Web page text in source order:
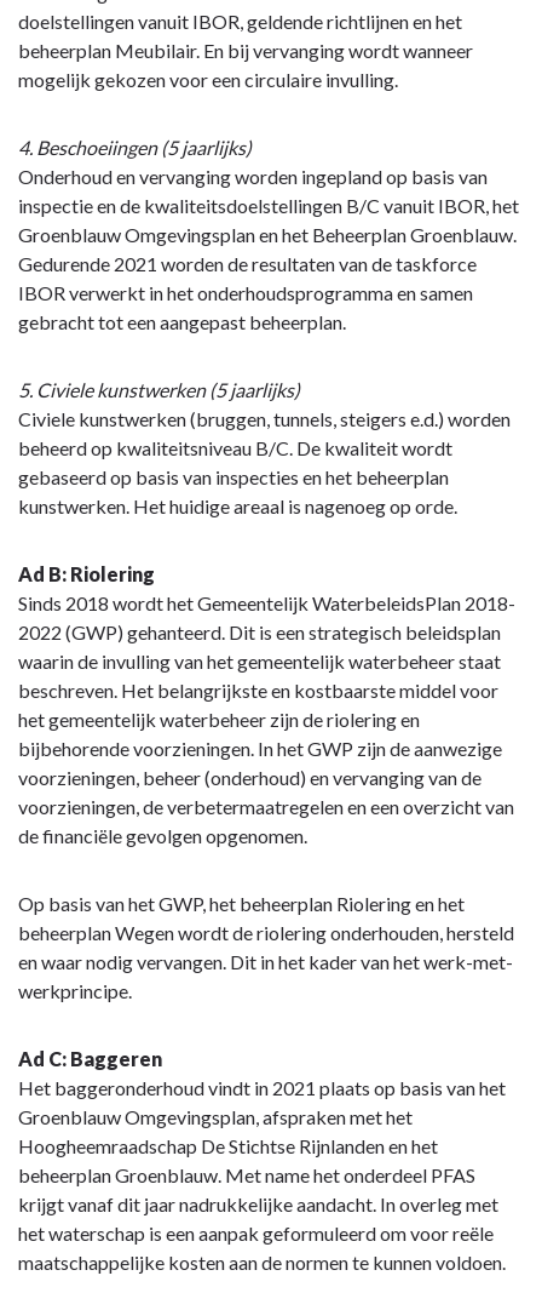
doelstellingen vanuit IBOR, geldende richtlijnen en het
beheerplan Meubilair. En bij vervanging wordt wanneer
mogelijk gekozen voor een circulaire invulling.
4. Beschoeiingen (5 jaarlijks)
Onderhoud en vervanging worden ingepland op basis van
inspectie en de kwaliteitsdoelstellingen B/C vanuit IBOR, het
Groenblauw Omgevingsplan en het Beheerplan Groenblauw.
Gedurende 2021 worden de resultaten van de taskforce
IBOR verwerkt in het onderhoudsprogramma en samen
gebracht tot een aangepast beheerplan.
5. Civiele kunstwerken (5 jaarlijks)
Civiele kunstwerken (bruggen, tunnels, steigers e.d.) worden
beheerd op kwaliteitsniveau B/C. De kwaliteit wordt
gebaseerd op basis van inspecties en het beheerplan
kunstwerken. Het huidige areaal is nagenoeg op orde.
Ad B: Riolering
Sinds 2018 wordt het Gemeentelijk WaterbeleidsPlan 2018-
2022 (GWP) gehanteerd. Dit is een strategisch beleidsplan
waarin de invulling van het gemeentelijk waterbeheer staat
beschreven. Het belangrijkste en kostbaarste middel voor
het gemeentelijk waterbeheer zijn de riolering en
bijbehorende voorzieningen. In het GWP zijn de aanwezige
voorzieningen, beheer (onderhoud) en vervanging van de
voorzieningen, de verbetermaatregelen en een overzicht van
de financiële gevolgen opgenomen.
Op basis van het GWP, het beheerplan Riolering en het
beheerplan Wegen wordt de riolering onderhouden, hersteld
en waar nodig vervangen. Dit in het kader van het werk-met-
werkprincipe.
Ad C: Baggeren
Het baggeronderhoud vindt in 2021 plaats op basis van het
Groenblauw Omgevingsplan, afspraken met het
Hoogheemraadschap De Stichtse Rijnlanden en het
beheerplan Groenblauw. Met name het onderdeel PFAS
krijgt vanaf dit jaar nadrukkelijke aandacht. In overleg met
het waterschap is een aanpak geformuleerd om voor reële
maatschappelijke kosten aan de normen te kunnen voldoen.